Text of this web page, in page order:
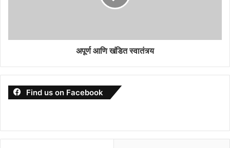
अपूर्ण आणि खंडित स्वातंत्र्य
Find us on Facebook